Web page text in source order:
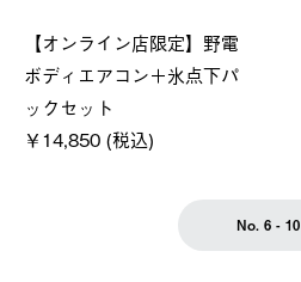
【オンライン店限定】野電
ボディエアコン＋氷点下パ
ックセット
￥14,850 (税込)
No. 6 - 10